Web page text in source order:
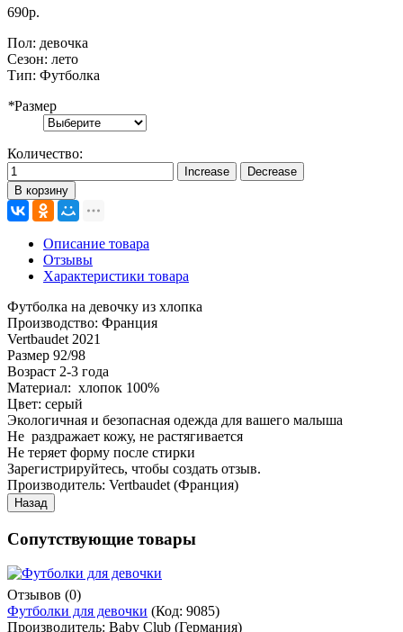
690р.
Пол: девочка
Сезон: лето
Тип: Футболка
*Размер
Количество:
В корзину
Описание товара
Отзывы
Характеристики товара
Футболка на девочку из хлопка
Производство: Франция
Vertbaudet 2021
Размер 92/98
Возраст 2-3 года
Материал: хлопок 100%
Цвет: серый
Экологичная и безопасная одежда для вашего малыша
Не раздражает кожу, не растягивается
Не теряет форму после стирки
Зарегистрируйтесь, чтобы создать отзыв.
Производитель: Vertbaudet (Франция)
Сопутствующие товары
Отзывов (0)
Футболки для девочки (Код: 9085)
Производитель: Baby Club (Германия)